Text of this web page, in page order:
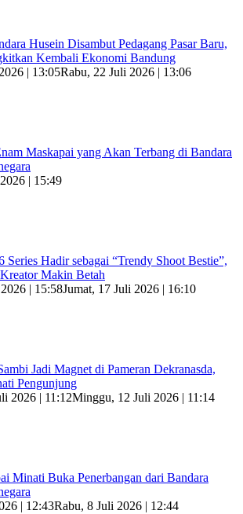
Husein Disambut Pedagang Pasar Baru,
Kembali Ekonomi Bandung
| 13:05Rabu, 22 Juli 2026 | 13:06
Maskapai yang Akan Terbang di Bandara
| 15:49
Series Hadir sebagai “Trendy Shoot Bestie”,
Makin Betah
| 15:58Jumat, 17 Juli 2026 | 16:10
Jadi Magnet di Pameran Dekranasda,
Pengunjung
2026 | 11:12Minggu, 12 Juli 2026 | 11:14
Minati Buka Penerbangan dari Bandara
| 12:43Rabu, 8 Juli 2026 | 12:44